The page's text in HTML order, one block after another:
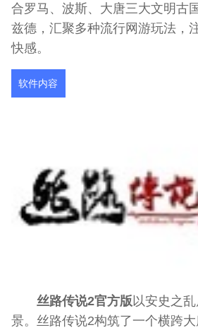
合罗马、波斯、大唐三大文明古
兹德，汇聚多种流行网游玩法，
快感。
软件内容
丝路传说2官方版以安史之
景。丝路传说2构筑了一个横跨